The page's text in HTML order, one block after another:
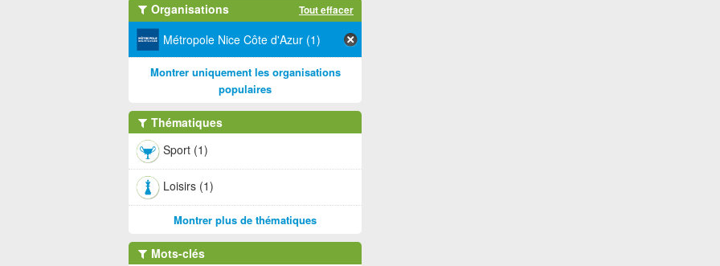
Organisations Tout effacer
Métropole Nice Côte d'Azur (1)
Montrer uniquement les organisations
populaires
Thématiques
Sport (1)
Loisirs (1)
Montrer plus de thématiques
Mots-clés